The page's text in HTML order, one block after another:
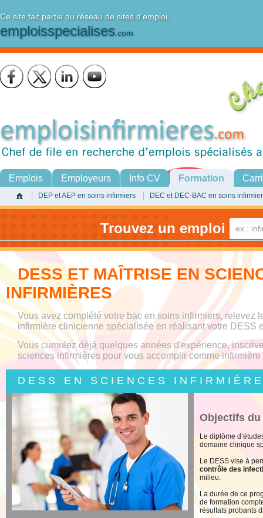
Ce site fait partie du réseau de sites d'emploi
emploisspecialises.com
Emplois Employeurs Info CV Formation
DEP et AEP en soins infirmiers DEC et DEC-BAC en soins
Trouvez un emploi
DESS ET MAÎTRISE EN
INFIRMIÈRES
Vous avez complété votre bac en soins infirmiers, relevez
infirmièreclinicienne spécialisée en réalisant votre DESS
Vous cumulez déjà quelques annéesd'expérience,
sciences infirmières pour vous accomplir commeinfirmière
D E S S E N S C I E N C E S I N F I R M I È R E
Objectifs
Le diplôme
domaine clinique
Le DESS vise à
contrôle des
milieu.
La durée de ce
de formation
résultats probants